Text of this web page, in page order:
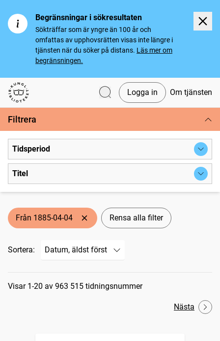
Begränsningar i sökresultaten
Sökträffar som är yngre än 100 år och
omfattas av upphovsrätten visas inte längre i
tjänsten när du söker på distans. Läs mer om
begränsningen.
Svenska tidningar
Logga in Om tjänsten
Filtrera
Tidsperiod
Titel
Från 1885-04-04 Rensa alla filter
Sortera:
Sökresultat
Visar 1-20 av 963 515 tidningsnummer
Nästa